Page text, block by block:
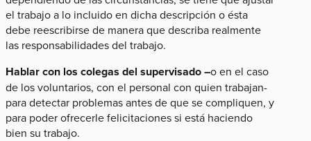
el trabajo a lo incluido en dicha descripción o ésta
debe reescribirse de manera que describa realmente
las responsabilidades del trabajo.
Hablar con los colegas del supervisado –o en el caso
de los voluntarios, con el personal con quien trabajan-
para detectar problemas antes de que se compliquen, y
para poder ofrecerle felicitaciones si está haciendo
bien su trabajo.